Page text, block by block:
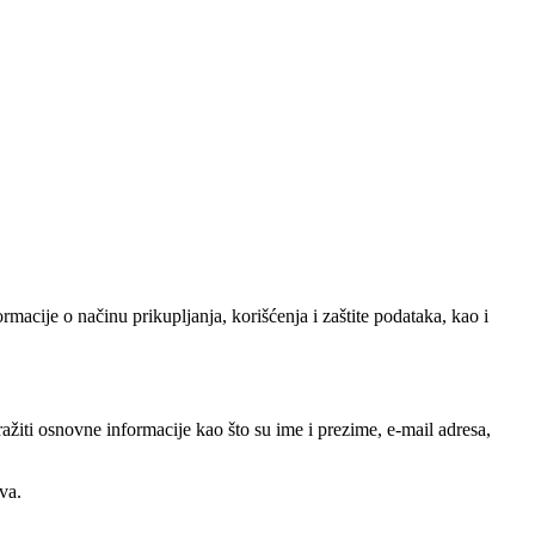
o načinu prikupljanja, korišćenja i zaštite podataka, kao i
osnovne informacije kao što su ime i prezime, e-mail adresa,